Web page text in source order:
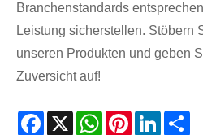
Branchenstandards
Leistung sicherstellen. Stöbern
unseren Produkten und geben
Zuversicht auf!
Facebook
X WhatsAppPinterestLinkedIn